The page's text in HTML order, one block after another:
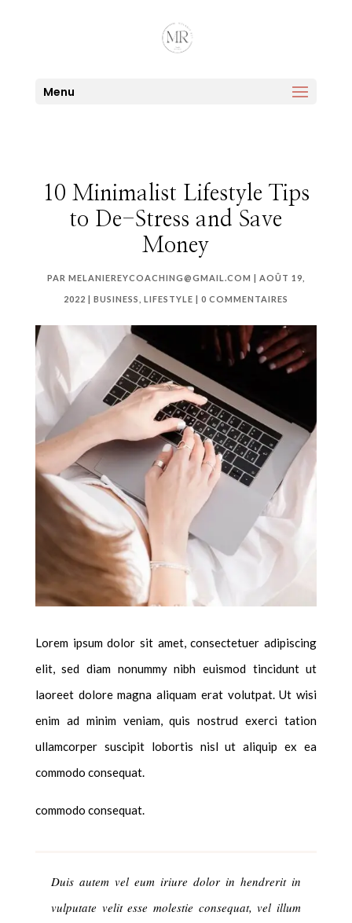
Menu
10 Minimalist Lifestyle Tips
to De-Stress and Save
Money
PAR MELANIEREYCOACHING@GMAIL.COM | AOÛT 19,
2022 | BUSINESS LIFESTYLE | 0 COMMENTAIRES
Lorem ipsum dolor sit amet, consectetuer adipiscing
elit, sed diam nonummy nibh euismod tincidunt ut
laoreet dolore magna aliquam erat volutpat. Ut wisi
enim ad minim veniam, quis nostrud exerci tation
ullamcorper suscipit lobortis nisl ut aliquip ex ea
commodo consequat.
commodo consequat.
Duis autem vel eum iriure dolor in hendrerit in
vulputate velit esse molestie consequat, vel illum